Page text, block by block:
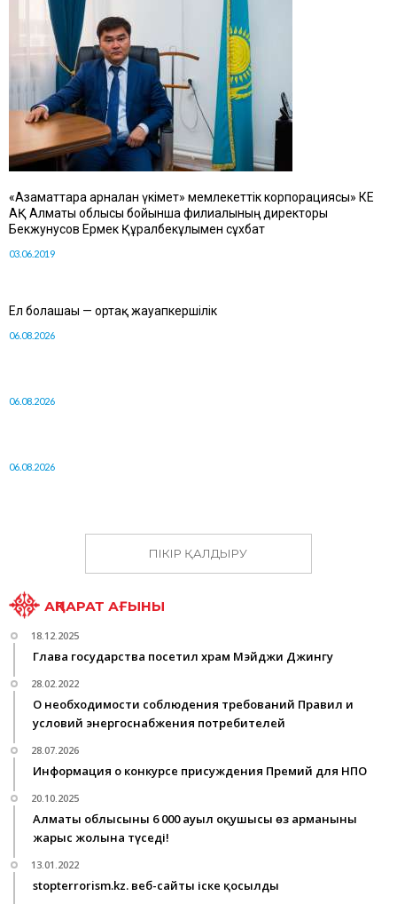
«Азаматтарға арналған үкімет» мемлекеттік корпорациясы» КЕ
АҚ Алматы облысы бойынша филиалының директоры
Бекжунусов Ермек Құралбекұлымен сұхбат
03.06.2019
Ел болашағы — ортақ жауапкершілік
06.08.2026
06.08.2026
06.08.2026
ПІКІР ҚАЛДЫРУ
АҚПАРАТ АҒЫНЫ
18.12.2025
Глава государства посетил храм Мэйджи Джингу
28.02.2022
О необходимости соблюдения требований Правил и
условий энергоснабжения потребителей
28.07.2026
Информация о конкурсе присуждения Премий для НПО
20.10.2025
Алматы облысының 6 000 ауыл оқушысы өз арманының
жарыс жолына түседі!
13.01.2022
stopterrorism.kz. веб-сайты іске қосылды